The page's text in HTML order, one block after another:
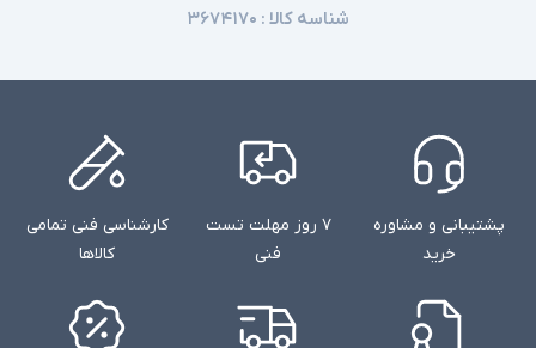
شناسه کالا : ۳۶۷۴۱۷۰
پشتیبانی و مشاوره
خرید
۷ روز مهلت تست
فنی
کارشناسی فنی تمامی
کالاها